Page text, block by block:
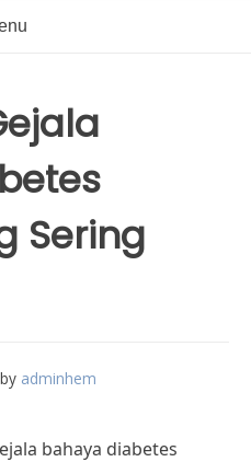
Sering
by adminhem
bahaya diabetes